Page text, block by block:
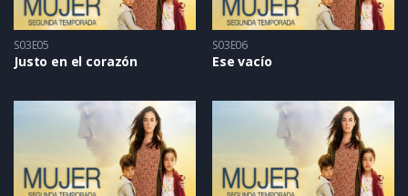
S03E05
Justo en el corazón
S03E06
Ese vacío